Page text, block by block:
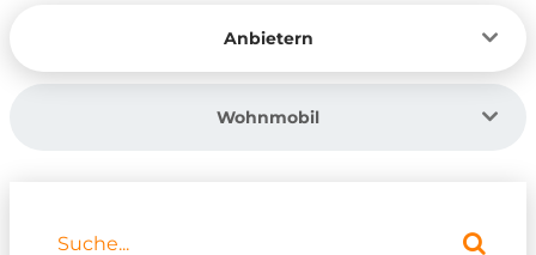
Anbietern
Wohnmobil